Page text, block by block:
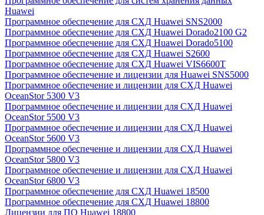
Huawei
Программное обеспечение для СХД Huawei SNS2000
Программное обеспечение для СХД Huawei Dorado2100 G2
Программное обеспечение для СХД Huawei Dorado5100
Программное обеспечение для СХД Huawei S2600
Программное обеспечение для СХД Huawei VIS6600T
Программное обеспечение и лицензии для Huawei SNS5000
Программное обеспечение и лицензии для СХД Huawei
OceanStor 5300 V3
Программное обеспечение и лицензии для СХД Huawei
OceanStor 5500 V3
Программное обеспечение и лицензии для СХД Huawei
OceanStor 5600 V3
Программное обеспечение и лицензии для СХД Huawei
OceanStor 5800 V3
Программное обеспечение и лицензии для СХД Huawei
OceanStor 6800 V3
Программное обеспечение для СХД Huawei 18500
Программное обеспечение для СХД Huawei 18800
Лицензии для ПО Huawei 18800